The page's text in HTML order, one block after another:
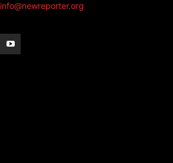
info@newreporter.org